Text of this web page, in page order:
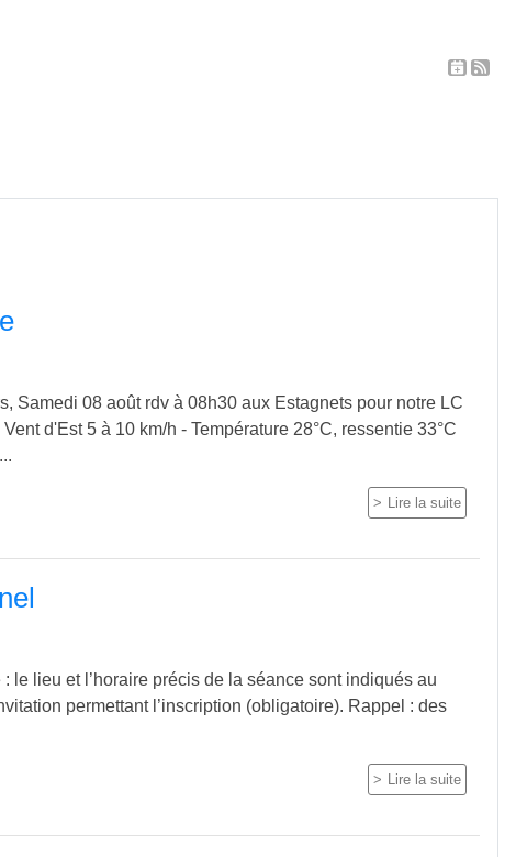
Samedi 08 août rdv à 08h30 aux Estagnets pour notre LC
d'Est 5 à 10 km/h - Température 28°C, ressentie 33°C
Lire la suite
le lieu et l’horaire précis de la séance sont indiqués au
permettant l’inscription (obligatoire). Rappel : des
Lire la suite